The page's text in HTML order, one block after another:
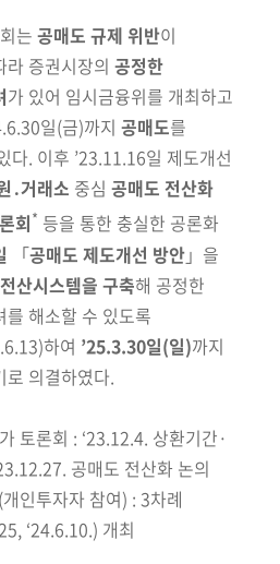
는 공매도 규제 위반이
라 증권시장의 공정한
가 있어 임시금융위를 개최하고
일(금)까지 공매도를
다. 이후 ’23.11.16일 제도개선
․거래소 중심 공매도 전산화
회* 등을 통한 충실한 공론화
「공매도 제도개선 방안」을
전산시스템을 구축해 공정한
해소할 수 있도록
하여 ’25.3.30일(일)까지
로 의결하였다.
토론회 : ‘23.12.4. 상환기간·
공매도 전산화 논의
인투자자 참여) : 3차례
‘24.6.10.) 개최